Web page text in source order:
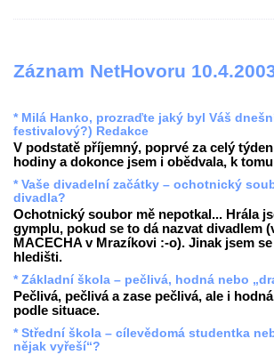
Záznam NetHovoru
* Milá Hanko, prozraďte jaký byl Váš
festivalový?) Redakce
V podstatě příjemný, poprvé za celý
hodiny a dokonce jsem i obědvala, k
* Vaše divadelní začátky – ochotnický
divadla?
Ochotnický soubor mě nepotkal... Hrála
gymplu, pokud se to dá nazvat divadlem
MACECHA v Mrazíkovi :-o). Jinak jsem
hledišti.
* Základní škola – pečlivá, hodná nebo
Pečlivá, pečlivá a zase pečlivá, ale i
podle situace.
* Střední škola – cílevědomá studentka
nějak vyřeší“?